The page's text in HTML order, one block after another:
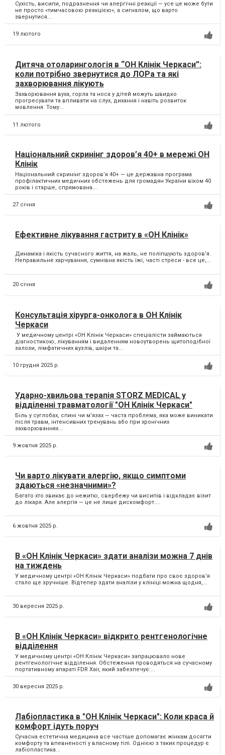
Сухість, висипи, подразнення чи алергічні реакції — усе це може бути
не просто «тимчасовою реакцією», а сигналом, що варто
звернутися...
19 лютого
Дитяча отоларингологія в “ОН Клінік Черкаси”:
коли потрібно звернутися до ЛОРа та які
захворювання лікують
Захворювання вуха, горла та носа у дітей можуть швидко
прогресувати та впливати на слух, дихання і навіть розвиток
мовлення. Тому...
11 лютого
Національний скринінг здоров’я 40+ в мережі ОН
Клінік
Національний скринінг здоров’я 40+ — це державна програма
профілактичних медичних обстежень для громадян України віком 40
років і старше, спрямована...
27 січня
Ефективне лікування гастриту в «ОН Клінік»
Динаміка і якість сучасного життя, на жаль, не поліпшують здоров'я.
Неправильне харчування, сумнівна якість їжі, часті стреси - все це,...
20 січня
Консультація хірурга-онколога в ОН Клінік
Черкаси
У медичному центрі «ОН Клінік Черкаси» спеціалісти займаються
діагностикою, лікуванням і видаленням новоутворень щитоподібної
залози, лімфатичних вузлів, шкіри та...
10 грудня 2025 р.
Ударно-хвильова терапія STORZ MEDICAL у
відділенні травматології "ОН Клінік Черкаси"
Біль у суглобах, спині чи м’язах — часта проблема, яка може виникати
після травм, інтенсивних тренувань або при хронічних
захворюваннях...
9 жовтня 2025 р.
Чи варто лікувати алергію, якщо симптоми
здаються «незначними»?
Багато хто звикає до нежитю, свербежу чи висипів і відкладає візит
до лікаря. Але алергія — це не лише дискомфорт....
6 жовтня 2025 р.
В «ОН Клінік Черкаси» здати аналізи можна 7 днів
на тиждень
У медичному центрі «ОН Клінік Черкаси» подбати про своє здоров’я
стало ще зручніше. Відтепер здати аналізи у клініці можна щодня,...
30 вересня 2025 р.
В «ОН Клінік Черкаси» відкрито рентгенологічне
відділення
У медичному центрі «ОН Клінік Черкаси» запрацювало нове
рентгенологічне відділення. Обстеження проводяться на сучасному
портативному апараті FDR Xair, який забезпечує:...
30 вересня 2025 р.
Лабіопластика в "ОН Клінік Черкаси": Коли краса й
комфорт ідуть поруч
Сучасна естетична медицина все частіше допомагає жінкам досягти
комфорту та впевненості у власному тілі. Однією з таких процедур є
лабіопластика...